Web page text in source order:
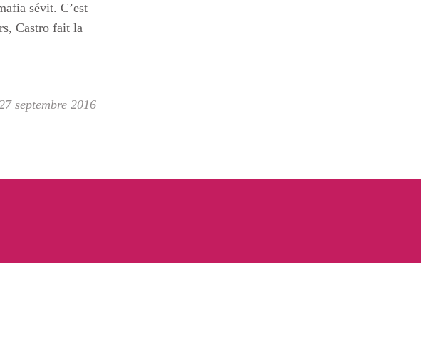
sévit. C’est
Castro fait la
septembre 2016